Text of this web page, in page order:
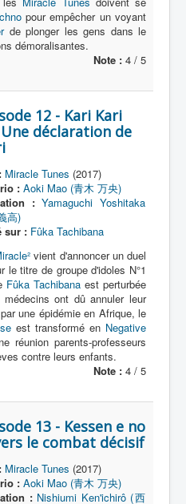
pour empêcher un voyant
de plonger les gens dans le
démoralisantes.
Note : 4 / 5
12 - Kari Kari
déclaration de
Miracle Tunes (2017)
: Aoki Mao (青木 万央)
: Yamaguchi Yoshitaka
高)
sur : Fûka Tachibana
vient d'annoncer un duel
le titre de groupe d'idoles N°1
Fûka Tachibana est perturbée
ont dû annuler leur
une épidémie en Afrique, le
est transformé en Negative
réunion parents-professeurs
contre leurs enfants.
Note : 4 / 5
13 - Kessen e no
le combat décisif
Miracle Tunes (2017)
: Aoki Mao (青木 万央)
: Nishiumi Ken'ichirô (西